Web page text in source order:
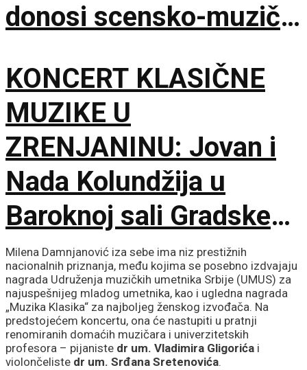
donosi scensko-muzički
KONCERT KLASIČNE
MUZIKE U
ZRENJANINU: Jovan i
Nada Kolundžija u
Baroknoj sali Gradske
kuće
Milena Damnjanović iza sebe ima niz prestižnih
nacionalnih priznanja, među kojima se posebno izdvajaju
nagrada Udruženja muzičkih umetnika Srbije (UMUS) za
najuspešnijeg mladog umetnika, kao i ugledna nagrada
„Muzika Klasika“ za najboljeg ženskog izvođača. Na
predstojećem koncertu, ona će nastupiti u pratnji
renomiranih domaćih muzičara i univerzitetskih
profesora – pijaniste dr um. Vladimira Gligorića i
violončeliste dr um. Srđana Sretenovića.